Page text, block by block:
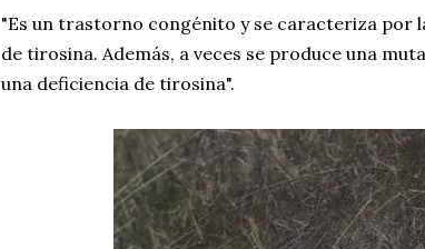
"Es un trastorno congénito y se caracteriza por
de tirosina. Además, a veces se produce una
una deficiencia de tirosina".